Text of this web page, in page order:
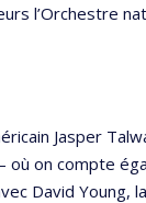
l’Orchestre
Jasper
où on compte
David Young,